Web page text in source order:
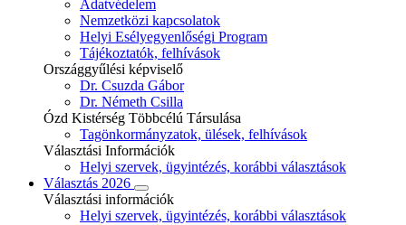
Adatvédelem
Nemzetközi kapcsolatok
Helyi Esélyegyenlőségi Program
Tájékoztatók, felhívások
Országgyűlési képviselő
Dr. Csuzda Gábor
Dr. Németh Csilla
Ózd Kistérség Többcélú Társulása
Tagönkormányzatok, ülések, felhívások
Választási Információk
Helyi szervek, ügyintézés, korábbi választások
Választás 2026
Választási információk
Helyi szervek, ügyintézés, korábbi választások